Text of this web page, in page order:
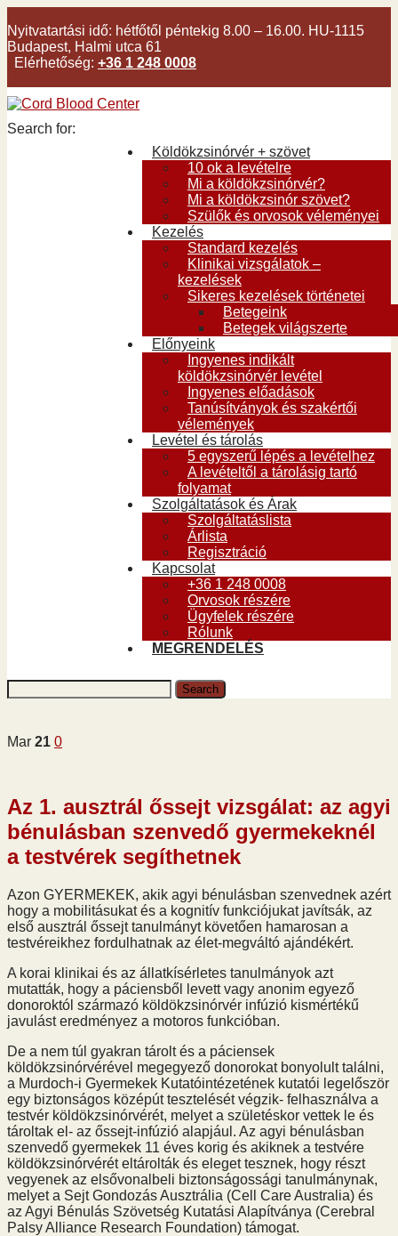
Nyitvatartási idő: hétfőtől péntekig 8.00 – 16.00. HU-1115
Budapest, Halmi utca 61
Elérhetőség: +36 1 248 0008
Köldökzsinórvér + szövet
10 ok a levételre
Mi a köldökzsinórvér?
Mi a köldökzsinór szövet?
Szülők és orvosok véleményei
Kezelés
Standard kezelés
Klinikai vizsgálatok –
kezelések
Sikeres kezelések történetei
Betegeink
Betegek világszerte
Előnyeink
Ingyenes indikált
köldökzsinórvér levétel
Ingyenes előadások
Tanúsítványok és szakértői
vélemények
Levétel és tárolás
5 egyszerű lépés a levételhez
A levételtől a tárolásig tartó
folyamat
Szolgáltatások és Árak
Szolgáltatáslista
Árlista
Regisztráció
Kapcsolat
+36 1 248 0008
Orvosok részére
Ügyfelek részére
Rólunk
MEGRENDELÉS
Search for:
Mar 21 0
Az 1. ausztrál őssejt vizsgálat: az agyi
bénulásban szenvedő gyermekeknél
a testvérek segíthetnek
Azon GYERMEKEK, akik agyi bénulásban szenvednek azért
hogy a mobilitásukat és a kognitív funkciójukat javítsák, az
első ausztrál őssejt tanulmányt követően hamarosan a
testvéreikhez fordulhatnak az élet-megváltó ajándékért.
A korai klinikai és az állatkísérletes tanulmányok azt
mutatták, hogy a páciensből levett vagy anonim egyező
donoroktól származó köldökzsinórvér infúzió kismértékű
javulást eredményez a motoros funkcióban.
De a nem túl gyakran tárolt és a páciensek
köldökzsinórvérével megegyező donorokat bonyolult találni,
a Murdoch-i Gyermekek Kutatóintézetének kutatói legelőször
egy biztonságos középút tesztelését végzik- felhasználva a
testvér köldökzsinórvérét, melyet a születéskor vettek le és
tároltak el- az őssejt-infúzió alapjául. Az agyi bénulásban
szenvedő gyermekek 11 éves korig és akiknek a testvére
köldökzsinórvérét eltárolták és eleget tesznek, hogy részt
vegyenek az elsővonalbeli biztonságossági tanulmánynak,
melyet a Sejt Gondozás Ausztrália (Cell Care Australia) és
az Agyi Bénulás Szövetség Kutatási Alapítványa (Cerebral
Palsy Alliance Research Foundation) támogat.